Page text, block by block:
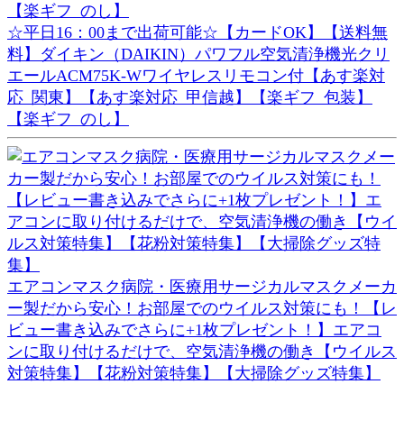
☆平日16：00まで出荷可能☆【カードOK】【送料無
料】ダイキン（DAIKIN）パワフル空気清浄機光クリ
エールACM75K-Wワイヤレスリモコン付【あす楽対
応_関東】【あす楽対応_甲信越】【楽ギフ_包装】
【楽ギフ_のし】
エアコンマスク病院・医療用サージカルマスクメーカ
ー製だから安心！お部屋でのウイルス対策にも！【レ
ビュー書き込みでさらに+1枚プレゼント！】エアコ
ンに取り付けるだけで、空気清浄機の働き【ウイルス
対策特集】【花粉対策特集】【大掃除グッズ特集】